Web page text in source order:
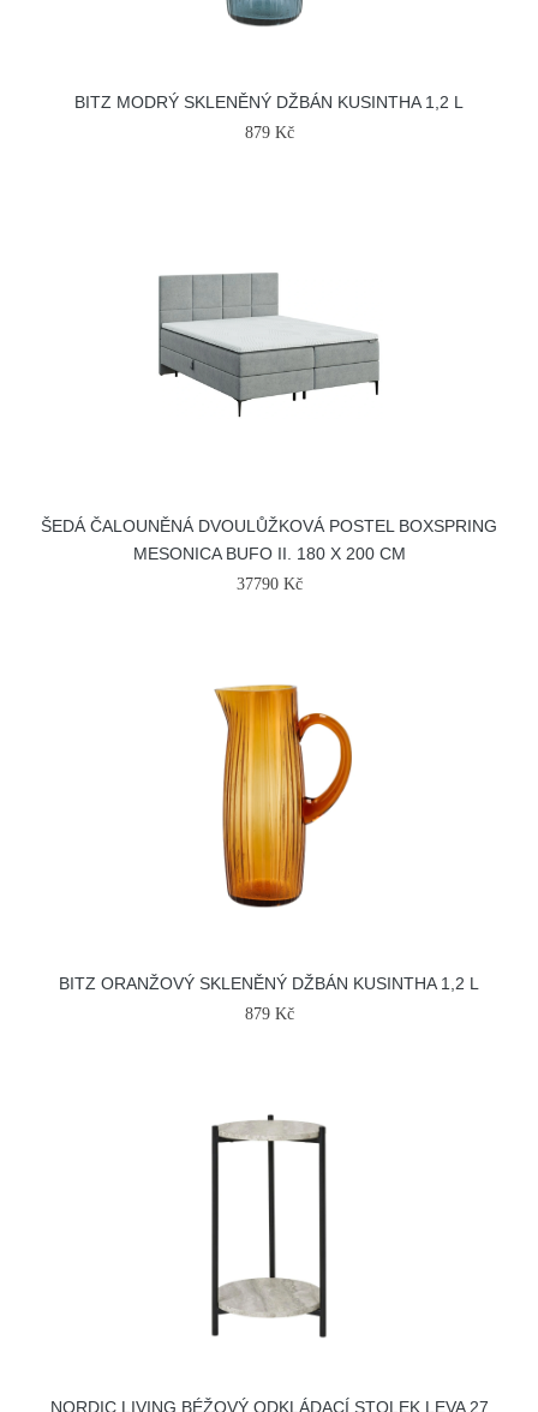
BITZ MODRÝ SKLENĚNÝ DŽBÁN KUSINTHA 1,2 L
879 Kč
ŠEDÁ ČALOUNĚNÁ DVOULŮŽKOVÁ POSTEL BOXSPRING
MESONICA BUFO II. 180 X 200 CM
37790 Kč
BITZ ORANŽOVÝ SKLENĚNÝ DŽBÁN KUSINTHA 1,2 L
879 Kč
NORDIC LIVING BÉŽOVÝ ODKLÁDACÍ STOLEK LEVA 27